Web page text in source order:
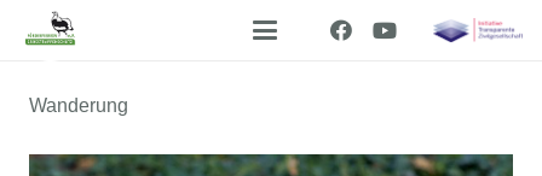
Wanderung